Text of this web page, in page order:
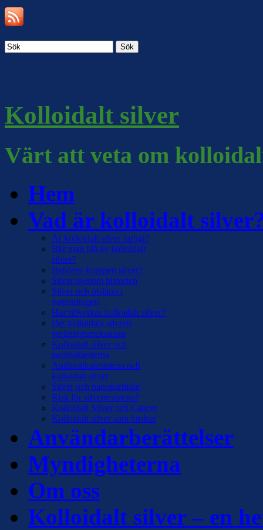
Sök
Kolloidalt silver
Värt att veta om
Hem
Vad är kolloidalt
Är kolloidalt silver farligt?
Blir man blå av kolloidalt
silver?
Behöver kroppen silver?
Silver igenom historien
Silver och utsläpp i
vattendragen
Hur tillverkas kolloidalt silver?
Det kolloidala silvrets
verkningsmekanism
Kolloidalt silver och
tarmbakterierna
Antibiotikaresistens och
kolloidalt silver
Silver och nanopartiklar
Risk för silverresistens?
Kolloidalt Silver och Cancer
Kolloidalt silver som huskur
Användarberättelser
Myndigheterna
Om oss
Kolloidalt silver – en